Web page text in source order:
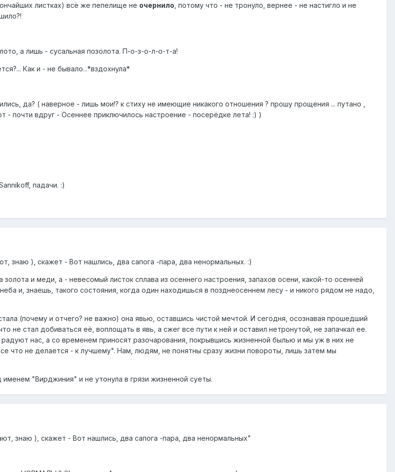
листках) всё же пепелище не очернило , потому что - не тронуло, вернее - не настигло и не
а лишь - сусальная позолота. П-о-з-о-л-о-т-а!
Как и - не бывало...*вздохнула*
да? ( наверное - лишь мои!? к стиху не имеющие никакого отношения ? прошу прощения ... путано ,
- почти вдруг - Осеннее приключилось настроение - посерёдке лета! :) )
падачи. :)
знаю ), скажет - Вот нашлись, два сапога -пара, два ненормальных. :)
золота и меди, а - невесомый листок сплава из осеннего настроения, запахов осени, какой-то осенней
и, знаешь, такого состояния, когда один находишься в позднеосеннем лесу - и никого рядом не надо,
(почему и отчего? не важно) она явью, оставшись чистой мечтой. И сегодня, осознавая прошедший
не стал добиваться её, воплощать в явь, а сжег все пути к ней и оставил нетронутой, не запачкал ее.
нас, а со временем приносят разочарования, покрывшись жизненной былью и мы уж в них не
что не делается - к лучшему". Нам, людям, не понятны сразу жизни повороты, лишь затем мы
"Вирджиния" и не утонула в грязи жизненной суеты.
знаю ), скажет - Вот нашлись, два сапога -пара, два ненормальных"